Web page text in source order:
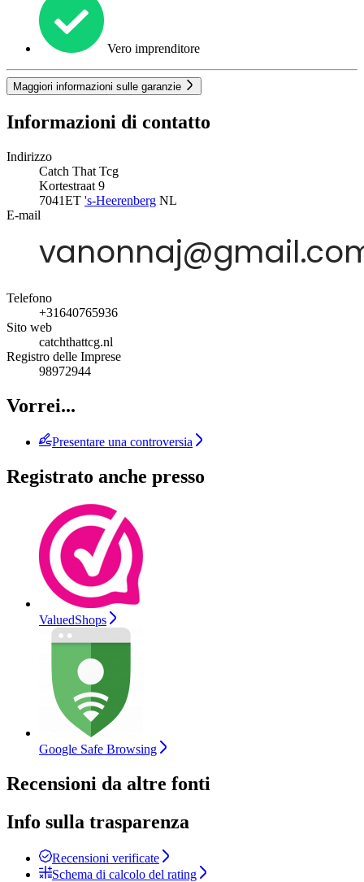
Vero imprenditore
Maggiori informazioni sulle garanzie
Informazioni di contatto
Indirizzo
Catch That Tcg
Kortestraat 9
7041ET 's-Heerenberg NL
E-mail
Telefono
+31640765936
Sito web
catchthattcg.nl
Registro delle Imprese
98972944
Vorrei...
Presentare una controversia
Registrato anche presso
ValuedShops
Google Safe Browsing
Recensioni da altre fonti
Info sulla trasparenza
Recensioni verificate
Schema di calcolo del rating